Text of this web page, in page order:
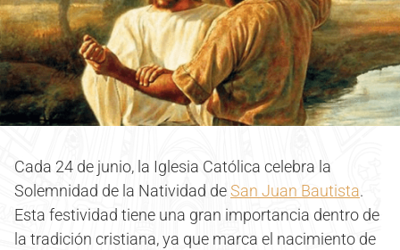
Cada 24 de junio, la Iglesia Católica celebra la
Solemnidad de la Natividad deSan Juan Bautista.
Esta festividad tiene una gran importancia dentro de
la tradición cristiana, ya que marca el nacimiento de